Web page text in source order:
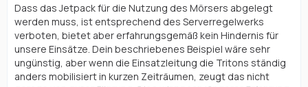
Dass das Jetpack für die Nutzung des Mörsers abgelegt
werden muss, ist entsprechend des Serverregelwerks
verboten, bietet aber erfahrungsgemäß kein Hindernis für
unsere Einsätze. Dein beschriebenes Beispiel wäre sehr
ungünstig, aber wenn die Einsatzleitung die Tritons ständig
anders mobilisiert in kurzen Zeiträumen, zeugt das nicht